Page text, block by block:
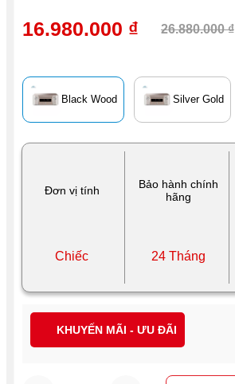
Đơn vị tính
Bảo hành chính
hãng
Chiếc 24 Tháng
Black Wood Silver Gold
16.980.000 ₫ 26.880.000 ₫
KHUYẾN MÃI - ƯU ĐÃI